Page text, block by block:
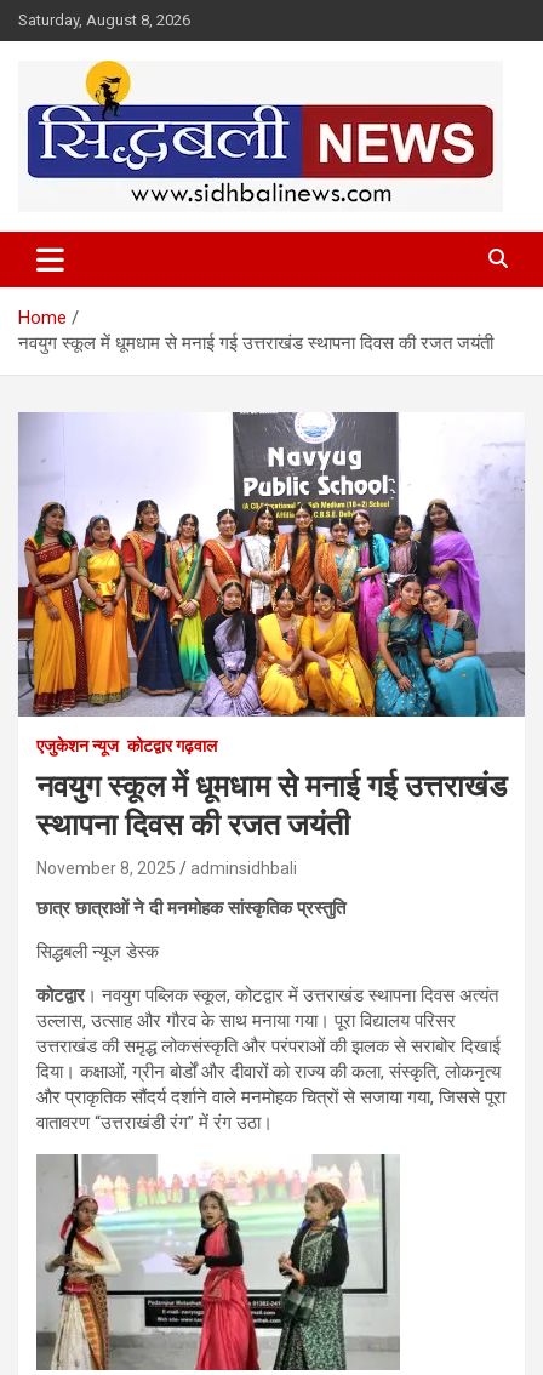
Skip
to
Saturday, August 8, 2026
Sidhbali News
Home
नवयुग स्कूल में धूमधाम से मनाई गई उत्तराखंड स्थापना दिवस की रजत जयंती
एजुकेशन न्‍यूज कोटद्वार गढ़वाल
नवयुग स्कूल में धूमधाम से मनाई गई उत्तराखंड
स्थापना दिवस की रजत जयंती
November 8, 2025 adminsidhbali
छात्र छात्राओं ने दी मनमोहक सांस्कृतिक प्रस्तुति
सिद्धबली न्यूज डेस्क
कोटद्वार। नवयुग पब्लिक स्कूल, कोटद्वार में उत्तराखंड स्थापना दिवस अत्यंत
उल्लास, उत्साह और गौरव के साथ मनाया गया। पूरा विद्यालय परिसर
उत्तराखंड की समृद्ध लोकसंस्कृति और परंपराओं की झलक से सराबोर दिखाई
दिया। कक्षाओं, ग्रीन बोर्डों और दीवारों को राज्य की कला, संस्कृति, लोकनृत्य
और प्राकृतिक सौंदर्य दर्शाने वाले मनमोहक चित्रों से सजाया गया, जिससे पूरा
वातावरण “उत्तराखंडी रंग” में रंग उठा।